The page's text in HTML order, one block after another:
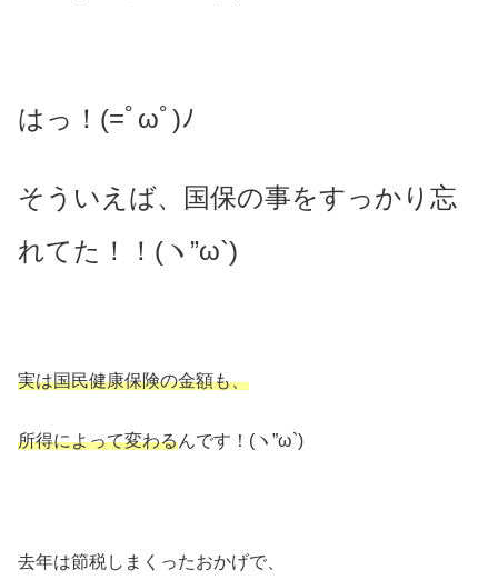
はっ！(=ﾟωﾟ)ﾉ
そういえば、国保の事をすっかり忘
れてた！！(ヽ”ω`)
実は国民健康保険の金額も、
所得によって変わるんです！(ヽ”ω`)
去年は節税しまくったおかげで、